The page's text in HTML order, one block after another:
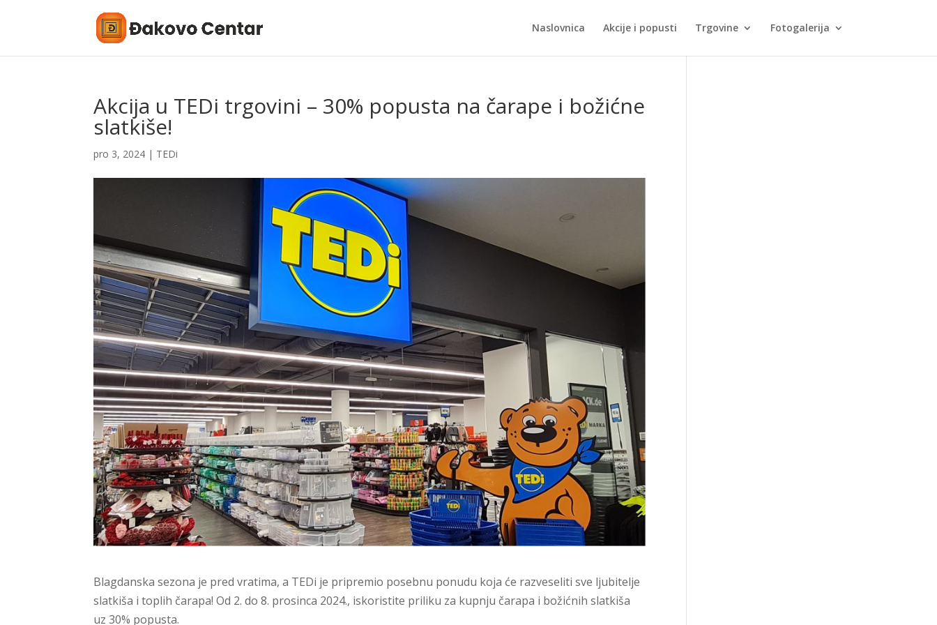
Naslovnica Akcije i popusti Trgovine Fotogalerija
Akcija u TEDi trgovini – 30% popusta na čarape i božićne
slatkiše!
pro 3, 2024 | TEDi
Blagdanska sezona je pred vratima, a TEDi je pripremio posebnu ponudu koja će razveseliti sve ljubitelje
slatkiša i toplih čarapa! Od 2. do 8. prosinca 2024., iskoristite priliku za kupnju čarapa i božićnih slatkiša
uz 30% popusta.